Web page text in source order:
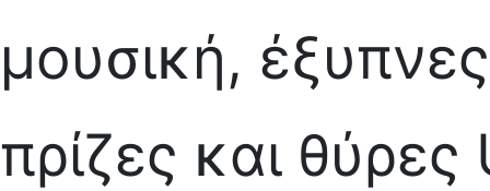
μουσική,
πρίζες και